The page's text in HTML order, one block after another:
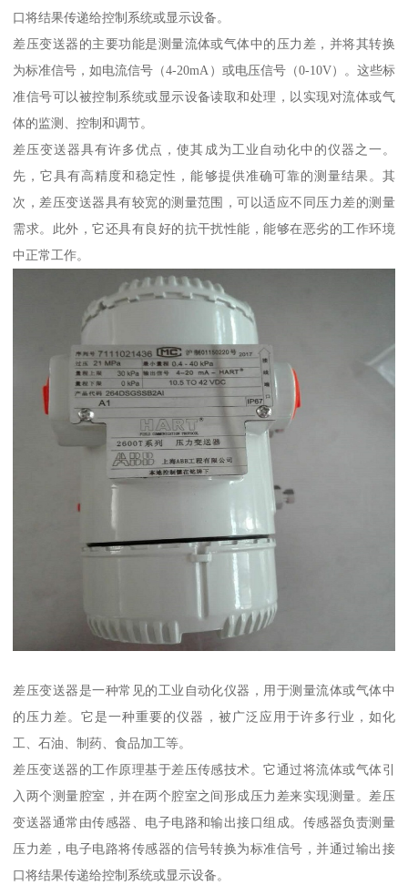
口将结果传递给控制系统或显示设备。
差压变送器的主要功能是测量流体或气体中的压力差，并将其转换
为标准信号，如电流信号（4-20mA）或电压信号（0-10V）。这些标
准信号可以被控制系统或显示设备读取和处理，以实现对流体或气
体的监测、控制和调节。
差压变送器具有许多优点，使其成为工业自动化中的仪器之一。
先，它具有高精度和稳定性，能够提供准确可靠的测量结果。其
次，差压变送器具有较宽的测量范围，可以适应不同压力差的测量
需求。此外，它还具有良好的抗干扰性能，能够在恶劣的工作环境
中正常工作。
差压变送器是一种常见的工业自动化仪器，用于测量流体或气体中
的压力差。它是一种重要的仪器，被广泛应用于许多行业，如化
工、石油、制药、食品加工等。
差压变送器的工作原理基于差压传感技术。它通过将流体或气体引
入两个测量腔室，并在两个腔室之间形成压力差来实现测量。差压
变送器通常由传感器、电子电路和输出接口组成。传感器负责测量
压力差，电子电路将传感器的信号转换为标准信号，并通过输出接
口将结果传递给控制系统或显示设备。